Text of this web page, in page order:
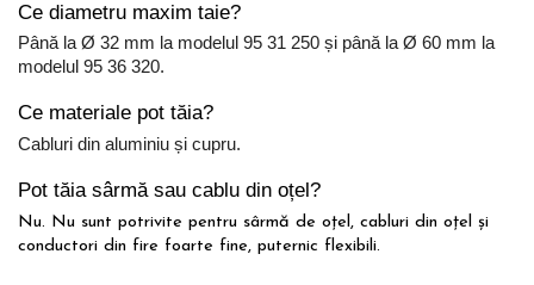
Ce diametru maxim taie?
Până la Ø 32 mm la modelul 95 31 250 și până la Ø 60 mm la
modelul 95 36 320.
Ce materiale pot tăia?
Cabluri din aluminiu și cupru.
Pot tăia sârmă sau cablu din oțel?
Nu. Nu sunt potrivite pentru sârmă de oțel, cabluri din oțel și
conductori din fire foarte fine, puternic flexibili.